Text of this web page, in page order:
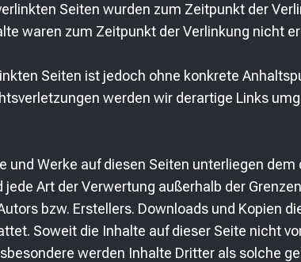
Seiten wurden zum Zeitpunkt der
waren zum Zeitpunkt der Verlinkung nicht
Seiten ist jedoch ohne konkrete
werden wir derartige Links
Werke auf diesen Seiten unterliegen
Art der Verwertung außerhalb der
bzw. Erstellers. Downloads und Kopien
Soweit die Inhalte auf dieser Seite nicht
werden Inhalte Dritter als solche